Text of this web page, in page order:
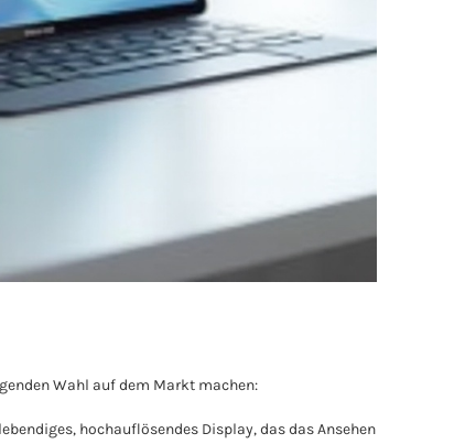
Wahl auf dem Markt machen:
hochauflösendes Display, das das Ansehen